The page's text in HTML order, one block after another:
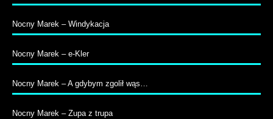
Nocny Marek – Windykacja
Nocny Marek – e-Kler
Nocny Marek – A gdybym zgolił wąs…
Nocny Marek – Zupa z trupa